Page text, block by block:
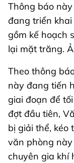
Thông báo
đang triển
gồm kế hoạch
lại mặt trăng.
Theo thông
này đang tiến
giai đoạn để
đợt đầu tiên,
bị giải thể, kéo
văn phòng
chuyên gia khí